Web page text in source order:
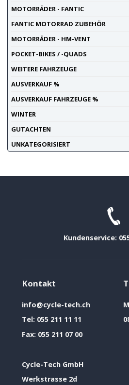
MOTORRÄDER - FANTIC
FANTIC MOTORRAD ZUBEHÖR
MOTORRÄDER - HM-VENT
POCKET-BIKES / -QUADS
WEITERE FAHRZEUGE
AUSVERKAUF %
AUSVERKAUF FAHRZEUGE %
WINTER
GUTACHTEN
UNKATEGORISIERT
Kundenservice:
Kontakt
info@cycle-tech.ch
Tel: 055 211 11 11
Fax: 055 211 07 00
Cycle-Tech GmbH
Werkstrasse 2d